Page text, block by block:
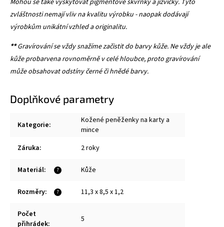
zvláštnosti nemají vliv na kvalitu výrobku - naopak dodávají
výrobkům unikátní vzhled a originalitu.
**Gravírování se vždy snažíme začistit do barvy kůže. Ne vždy je ale
kůže probarvena rovnoměrně v celé hloubce, proto gravírování
může obsahovat odstíny černé či hnědé barvy.
Doplňkové parametry
Kategorie:
Kožené peněženky na karty a
mince
Záruka: 2 roky
?
Materiál: Kůže
?
Rozměry: 11,3 x 8,5 x 1,2
Počet
přihrádek: 5